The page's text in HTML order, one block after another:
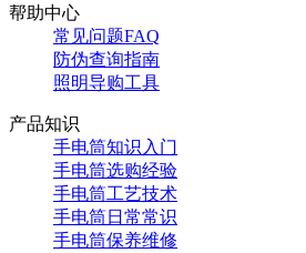
帮助中心
常见问题FAQ
防伪查询指南
照明导购工具
产品知识
手电筒知识入门
手电筒选购经验
手电筒工艺技术
手电筒日常常识
手电筒保养维修